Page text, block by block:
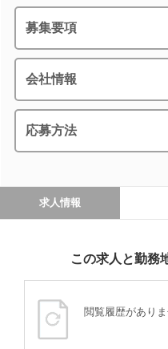
募集要項
会社情報
応募方法
求人情報
この求人と勤務
閲覧履歴があり